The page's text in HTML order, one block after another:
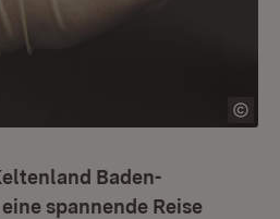
Baden-
spannende Reise